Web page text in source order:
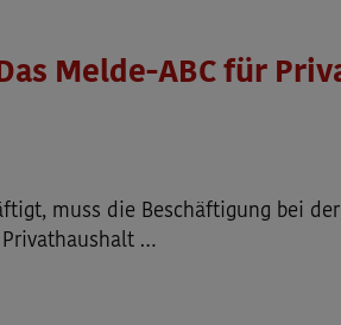
Melde-ABC für
muss die Beschäftigung bei
Privathaushalt …